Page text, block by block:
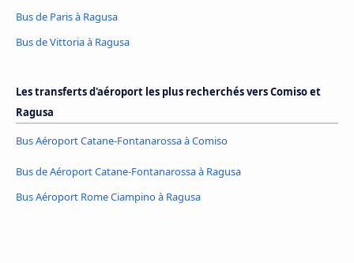
Bus de Paris à Ragusa
Bus de Vittoria à Ragusa
Les transferts d'aéroport les plus recherchés vers Comiso et
Ragusa
Bus Aéroport Catane-Fontanarossa à Comiso
Bus de Aéroport Catane-Fontanarossa à Ragusa
Bus Aéroport Rome Ciampino à Ragusa